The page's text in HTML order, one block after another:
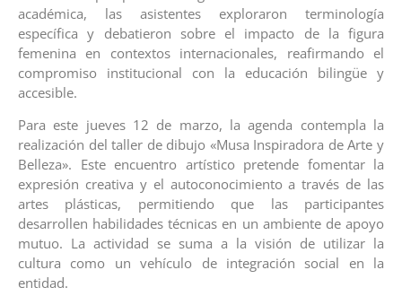
académica, las asistentes exploraron terminología
específica y debatieron sobre el impacto de la figura
femenina en contextos internacionales, reafirmando el
compromiso institucional con la educación bilingüe y
accesible.
Para este jueves 12 de marzo, la agenda contempla la
realización del taller de dibujo «Musa Inspiradora de Arte y
Belleza». Este encuentro artístico pretende fomentar la
expresión creativa y el autoconocimiento a través de las
artes plásticas, permitiendo que las participantes
desarrollen habilidades técnicas en un ambiente de apoyo
mutuo. La actividad se suma a la visión de utilizar la
cultura como un vehículo de integración social en la
entidad.